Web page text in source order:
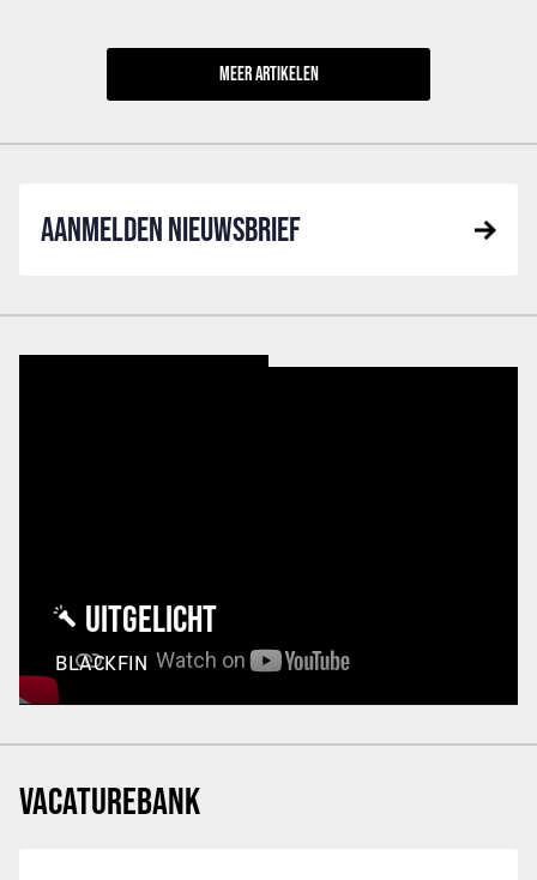
MEERARTIKELEN
AANMELDEN NIEUWSBRIEF
UITGELICHT
BLACKFIN
VACATUREBANK